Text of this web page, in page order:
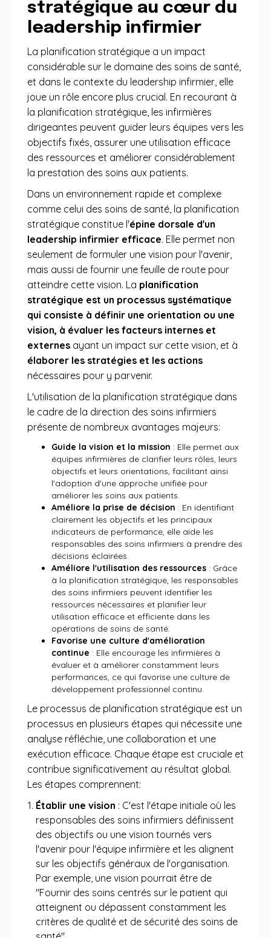
stratégique au cœur du
leadership infirmier
La planification stratégique a un impact
considérable sur le domaine des soins de santé,
et dans le contexte du leadership infirmier, elle
joue un rôle encore plus crucial. En recourant à
la planification stratégique, les infirmières
dirigeantes peuvent guider leurs équipes vers les
objectifs fixés, assurer une utilisation efficace
des ressources et améliorer considérablement
la prestation des soins aux patients.
Dans un environnement rapide et complexe
comme celui des soins de santé, la planification
stratégique constitue l'épine dorsale d'un
leadership infirmier efficace. Elle permet non
seulement de formuler une vision pour l'avenir,
mais aussi de fournir une feuille de route pour
atteindre cette vision. La planification
stratégique est un processus systématique
qui consiste à définir une orientation ou une
vision, à évaluer les facteurs internes et
externes ayant un impact sur cette vision, et à
élaborer les stratégies et les actions
nécessaires pour y parvenir.
L'utilisation de la planification stratégique dans
le cadre de la direction des soins infirmiers
présente de nombreux avantages majeurs:
Guide la vision et la mission : Elle permet aux
équipes infirmières de clarifier leurs rôles, leurs
objectifs et leurs orientations, facilitant ainsi
l'adoption d'une approche unifiée pour
améliorer les soins aux patients.
Améliore la prise de décision : En identifiant
clairement les objectifs et les principaux
indicateurs de performance, elle aide les
responsables des soins infirmiers à prendre des
décisions éclairées.
Améliore l'utilisation des ressources : Grâce
à la planification stratégique, les responsables
des soins infirmiers peuvent identifier les
ressources nécessaires et planifier leur
utilisation efficace et efficiente dans les
opérations de soins de santé.
Favorise une culture d'amélioration
continue : Elle encourage les infirmières à
évaluer et à améliorer constamment leurs
performances, ce qui favorise une culture de
développement professionnel continu.
Le processus de planification stratégique est un
processus en plusieurs étapes qui nécessite une
analyse réfléchie, une collaboration et une
exécution efficace. Chaque étape est cruciale et
contribue significativement au résultat global.
Les étapes comprennent:
Établir une vision : C'est l'étape initiale où les
responsables des soins infirmiers définissent
des objectifs ou une vision tournés vers
l'avenir pour l'équipe infirmière et les alignent
sur les objectifs généraux de l'organisation.
Par exemple, une vision pourrait être de
"Fournir des soins centrés sur le patient qui
atteignent ou dépassent constamment les
critères de qualité et de sécurité des soins de